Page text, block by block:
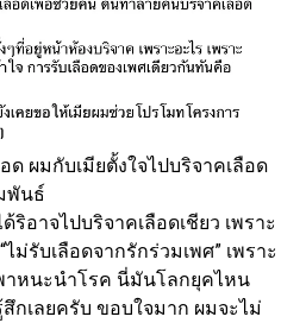
ด ผมกับเมียตั้งใจไปบริจาคเลือด
พันธ์
ริอาจไปบริจาคเลือดเชียว เพราะ
ม่รับเลือดจากรักร่วมเพศ” เพราะ
าหนะนำโรค นี่มันโลกยุคไหน
กเลยครับ ขอบใจมาก ผมจะไม่